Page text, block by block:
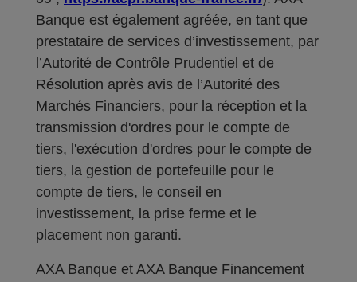
Banque est également agréée, en tant que
prestataire de services d’investissement, par
l’Autorité de Contrôle Prudentiel et de
Résolution après avis de l’Autorité des
Marchés Financiers, pour la réception et la
transmission d'ordres pour le compte de
tiers, l'exécution d'ordres pour le compte de
tiers, la gestion de portefeuille pour le
compte de tiers, le conseil en
investissement, la prise ferme et le
placement non garanti.
AXA Banque et AXA Banque Financement